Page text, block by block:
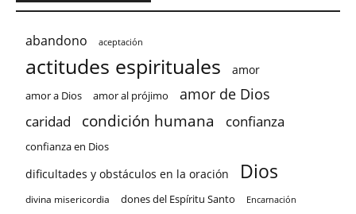
abandono aceptación
actitudes espirituales amor
amor a Dios amor al prójimo amor de Dios
caridad condición humana confianza
confianza en Dios
dificultades y obstáculos en la oración Dios
divina misericordia dones del Espíritu Santo Encarnación